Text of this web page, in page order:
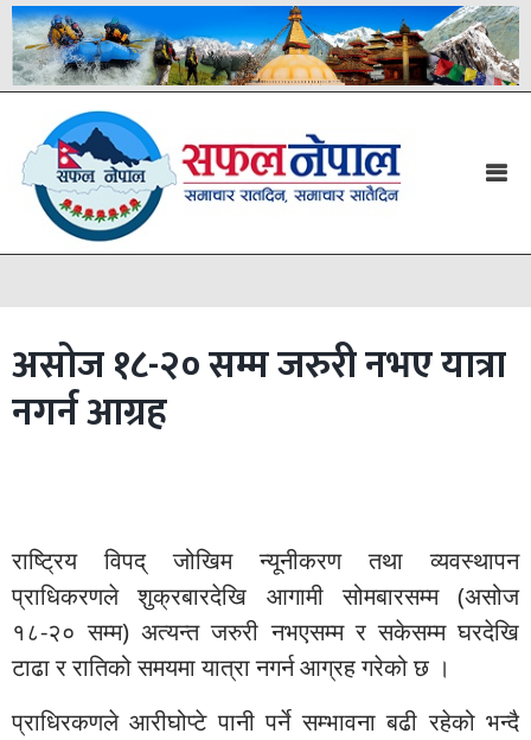
असोज १८-२० सम्म जरुरी नभए यात्रा
नगर्न आग्रह
राष्ट्रिय विपद् जोखिम न्यूनीकरण तथा व्यवस्थापन
प्राधिकरणले शुक्रबारदेखि आगामी सोमबारसम्म (असोज
१८-२० सम्म) अत्यन्त जरुरी नभएसम्म र सकेसम्म घरदेखि
टाढा र रातिको समयमा यात्रा नगर्न आग्रह गरेको छ ।
प्राधिरकणले आरीघोप्टे पानी पर्ने सम्भावना बढी रहेको भन्दै